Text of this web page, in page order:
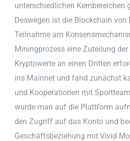
unterschiedlichen Kernbereichen
Deswegen ist die Blockchain
Teilnahme am
Miningprozess eine Zuteilung der
Kryptowerte an einen Dritten
ins Mainnet und fand zunächst
und Kooperationen mit
wurde man auf die Plattform
den Zugriff auf das Konto und
Geschäftsbeziehung mit Vivid